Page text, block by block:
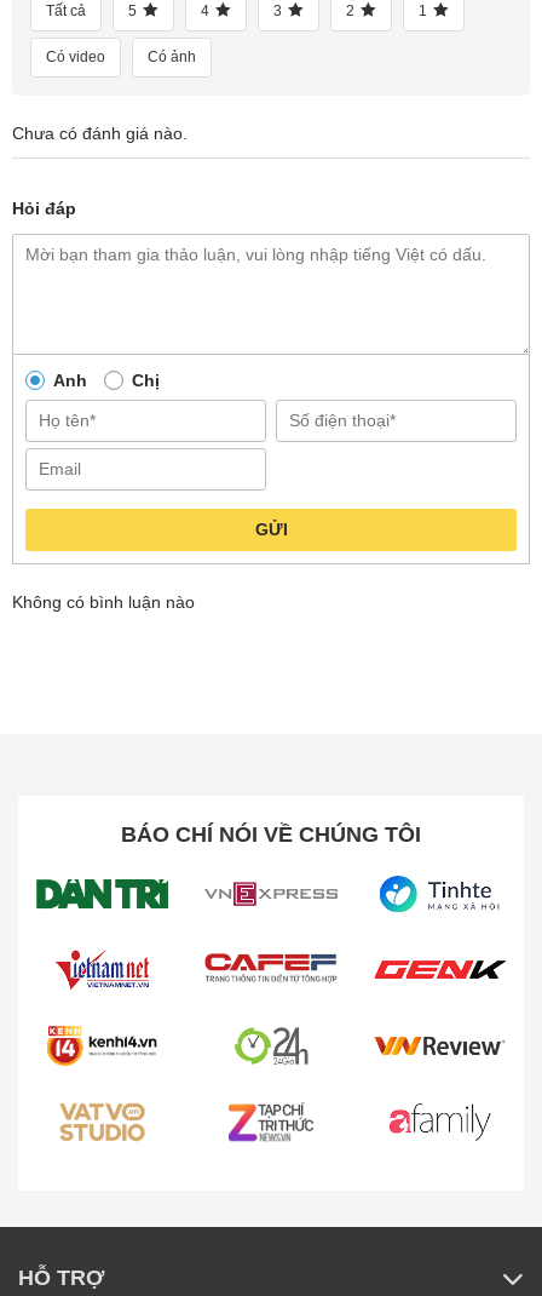
Thương hiệu: Enchen
Trọng lượng gói: 50g
Tất cả 5 4 3 2 1
Có video Có ảnh
Chưa có đánh giá nào.
Hỏi đáp
Anh Chị
GỬI
Không có bình luận nào
BÁO CHÍ NÓI VỀ CHÚNG TÔI
HỖ TRỢ